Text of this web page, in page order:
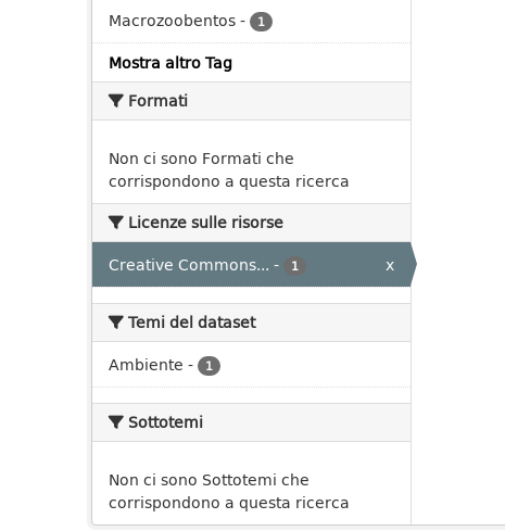
Macrozoobentos- 1
Mostra altro Tag
Formati
Non ci sono Formati che
corrispondono a questa ricerca
Licenze sulle risorse
Creative Commons... - 1 x
Temi del dataset
Ambiente - 1
Sottotemi
Non ci sono Sottotemi che
corrispondono a questa ricerca